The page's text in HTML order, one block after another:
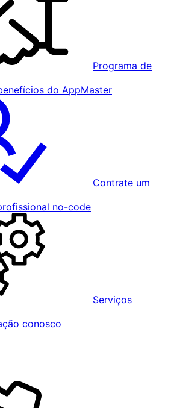
Programa de
do AppMaster
Contrate um
no-code
Serviços
conosco